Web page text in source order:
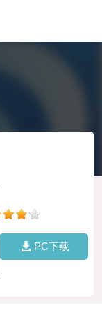
PC下载